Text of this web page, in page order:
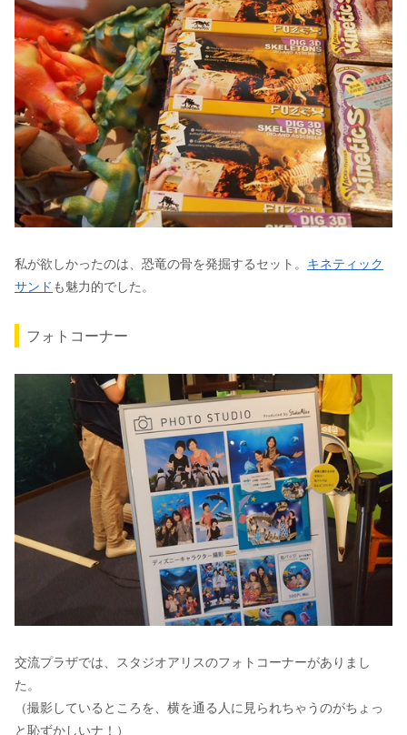
私が欲しかったのは、恐竜の骨を発掘するセット。 キネティック
サンド も魅力的でした。
フォトコーナー
交流プラザでは、スタジオアリスのフォトコーナーがありまし
た。
（撮影しているところを、横を通る人に見られちゃうのがちょっ
と恥ずかしいナ！）